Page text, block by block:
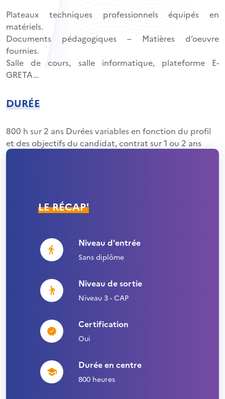
Plateaux techniques professionnels équipés en
matériels.
Documents pédagogiques – Matières d’oeuvre
fournies.
Salle de cours, salle informatique, plateforme E-
GRETA…
DURÉE
800 h sur 2 ans Durées variables en fonction du profil
et des objectifs du candidat, contrat sur 1 ou 2 ans
LE RÉCAP'
Niveau d'entrée
Sans diplôme
Niveau de sortie
Niveau 3 - CAP
Certification
Oui
Durée en centre
800 heures